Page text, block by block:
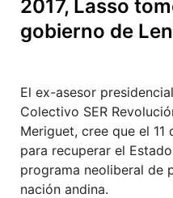
2017, Lasso
gobierno de
El ex-asesor
Colectivo SER
Meriguet, cree que el
para recuperar el
programa neoliberal de
nación andina.